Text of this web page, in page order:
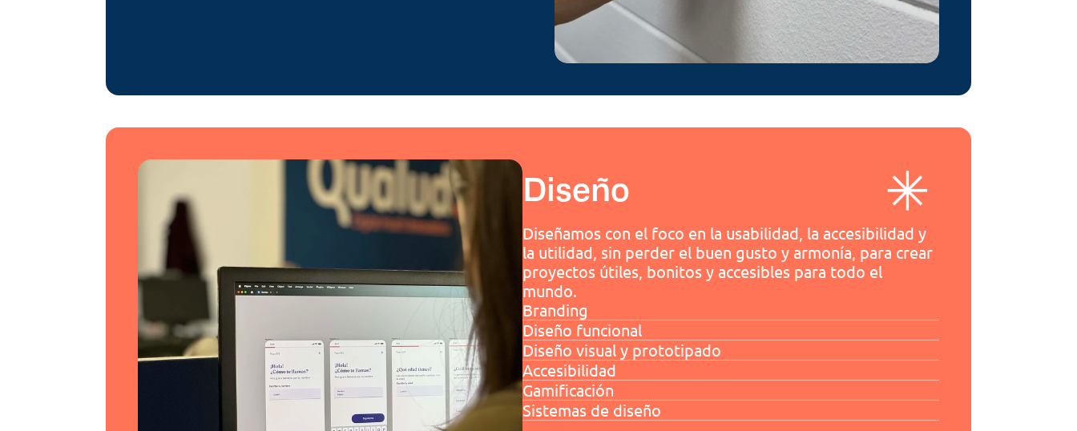
Diseño
Diseñamos con el foco en la usabilidad, la accesibilidad y
la utilidad, sin perder el buen gusto y armonía, para crear
proyectos útiles, bonitos y accesibles para todo el
mundo.
Branding
Diseño funcional
Diseño visual y prototipado
Accesibilidad
Gamificación
Sistemas de diseño